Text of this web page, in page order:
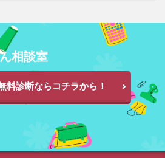
相談室
料診断ならコチラから！